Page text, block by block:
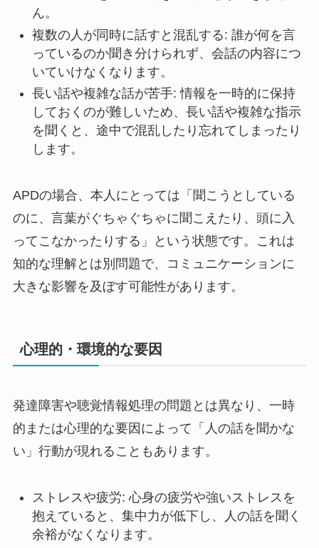
ん。
複数の人が同時に話すと混乱する: 誰が何を言
っているのか聞き分けられず、会話の内容につ
いていけなくなります。
長い話や複雑な話が苦手: 情報を一時的に保持
しておくのが難しいため、長い話や複雑な指示
を聞くと、途中で混乱したり忘れてしまったり
します。
APDの場合、本人にとっては「聞こうとしている
のに、言葉がぐちゃぐちゃに聞こえたり、頭に入
ってこなかったりする」という状態です。これは
知的な理解とは別問題で、コミュニケーションに
大きな影響を及ぼす可能性があります。
心理的・環境的な要因
発達障害や聴覚情報処理の問題とは異なり、一時
的または心理的な要因によって「人の話を聞かな
い」行動が現れることもあります。
ストレスや疲労: 心身の疲労や強いストレスを
抱えていると、集中力が低下し、人の話を聞く
余裕がなくなります。